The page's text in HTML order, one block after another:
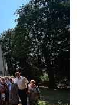
воїнів, які